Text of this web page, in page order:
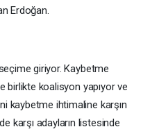
Erdoğan.
giriyor. Kaybetme
birlikte koalisyon yapıyor ve
kaybetme ihtimaline karşın
karşı adayların listesinde